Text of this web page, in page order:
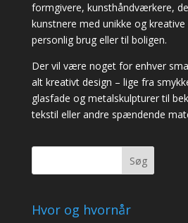
formgivere, kunsthåndværkere,
kunstnere med unikke og
personlig brug eller til boligen.
Der vil være noget for enhver
alt kreativt design – lige fra
glasfade og metalskulpturer til
tekstil eller andre spændende
Søg
Hvor og hvornår